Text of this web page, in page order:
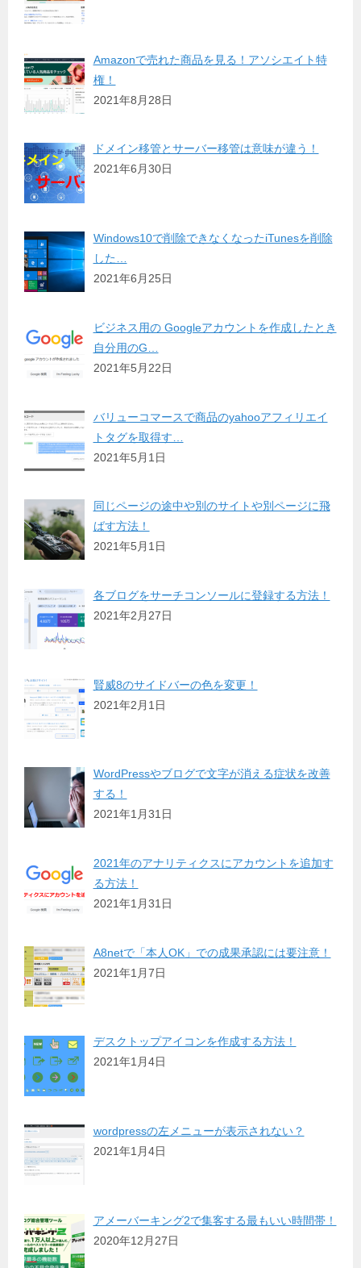
Amazonで売れた商品を見る！アソシエイト特
権！
2021年8月28日
ドメイン移管とサーバー移管は意味が違う！
2021年6月30日
Windows10で削除できなくなったiTunesを削除
した…
2021年6月25日
ビジネス用の Googleアカウントを作成したとき
自分用のG…
2021年5月22日
バリューコマースで商品のyahooアフィリエイ
トタグを取得す…
2021年5月1日
同じページの途中や別のサイトや別ページに飛
ばす方法！
2021年5月1日
各ブログをサーチコンソールに登録する方法！
2021年2月27日
賢威8のサイドバーの色を変更！
2021年2月1日
WordPressやブログで文字が消える症状を改善
する！
2021年1月31日
2021年のアナリティクスにアカウントを追加す
る方法！
2021年1月31日
A8netで「本人OK」での成果承認には要注意！
2021年1月7日
デスクトップアイコンを作成する方法！
2021年1月4日
wordpressの左メニューが表示されない？
2021年1月4日
アメーバーキング2で集客する最もいい時間帯！
2020年12月27日